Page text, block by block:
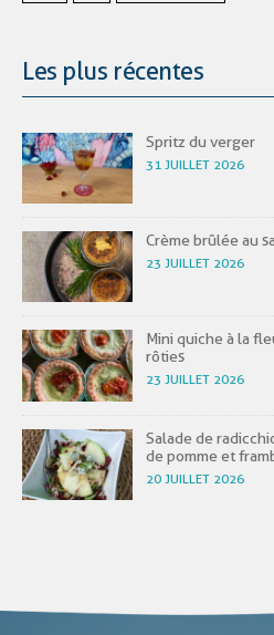
Les plus récentes
Spritz du verger
31 JUILLET 2026
Crème brûlée au
23 JUILLET 2026
Mini quiche à la
rôties
23 JUILLET 2026
Salade de
de pomme et
20 JUILLET 2026